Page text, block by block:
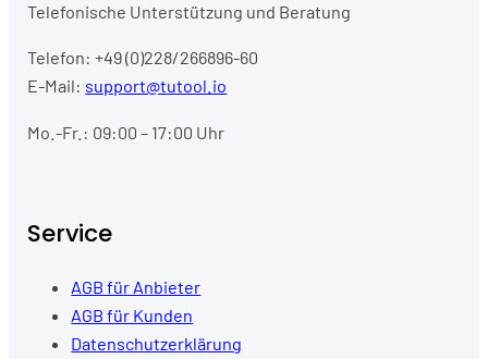
Telefonische Unterstützung und Beratung
Telefon: +49 (0)228/266896-60
E-Mail: support@tutool.io
Mo.-Fr.: 09:00 – 17:00 Uhr
Service
AGB für Anbieter
AGB für Kunden
Datenschutzerklärung